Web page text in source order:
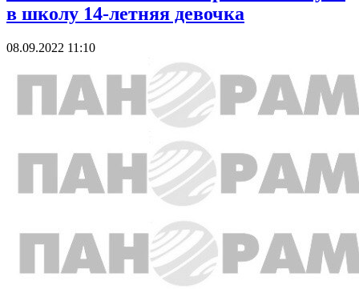
в школу 14-летняя девочка
08.09.2022 11:10